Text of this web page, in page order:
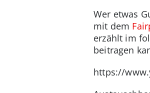
Wer etwas
mit dem
erzählt im
beitragen
https://